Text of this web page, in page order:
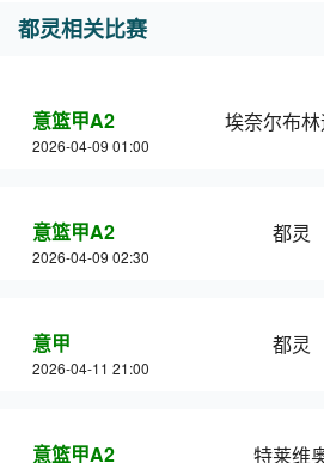
都灵相关比赛
意篮甲A2
2026-04-09 01:00
埃奈尔布
意篮甲A2
2026-04-09 02:30
都灵
意甲
2026-04-11 21:00
都灵
意篮甲A2 特莱维